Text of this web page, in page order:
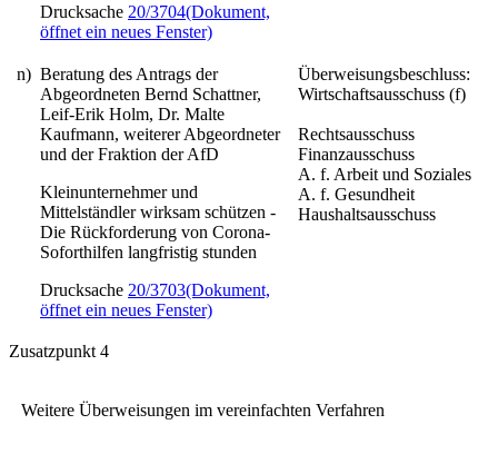
Drucksache 20/3704(Dokument,
öffnet ein neues Fenster)
n) Beratung des Antrags der
Abgeordneten Bernd Schattner,
Leif-Erik Holm, Dr. Malte
Kaufmann, weiterer Abgeordneter
und der Fraktion der AfD
Kleinunternehmer und
Mittelständler wirksam schützen -
Die Rückforderung von Corona-
Soforthilfen langfristig stunden
Drucksache 20/3703(Dokument,
öffnet ein neues Fenster)
Überweisungsbeschluss:
Wirtschaftsausschuss (f)
Rechtsausschuss
Finanzausschuss
A. f. Arbeit und Soziales
A. f. Gesundheit
Haushaltsausschuss
Zusatzpunkt 4
Weitere Überweisungen im vereinfachten Verfahren